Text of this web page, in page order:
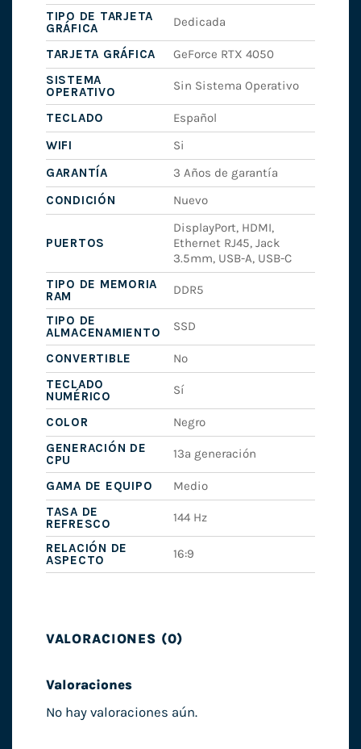
TIPO DE TARJETA
GRÁFICA
Dedicada
TARJETA GRÁFICA
GeForce RTX 4050
SISTEMA
OPERATIVO
Sin Sistema Operativo
TECLADO
Español
WIFI
Si
GARANTÍA
3 Años de garantía
CONDICIÓN
Nuevo
PUERTOS
DisplayPort, HDMI,
Ethernet RJ45, Jack
3.5mm, USB-A, USB-C
TIPO DE MEMORIA
RAM
DDR5
TIPO DE
ALMACENAMIENTO
SSD
CONVERTIBLE
No
TECLADO
NUMÉRICO
Sí
COLOR
Negro
GENERACIÓN DE
CPU
13ª generación
GAMA DE EQUIPO
Medio
TASA DE
REFRESCO
144 Hz
RELACIÓN DE
ASPECTO
16:9
VALORACIONES (0)
Valoraciones
No hay valoraciones aún.